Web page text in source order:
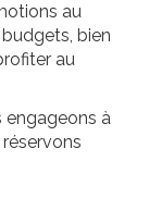
au
bien
au
engageons à